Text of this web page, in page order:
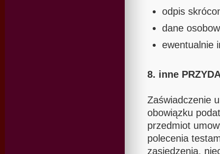
odpis
dane
ewentualnie
8. inne
Zaświadczenie
obowiązku
przedmiot
polecenia
zasiedzenia,